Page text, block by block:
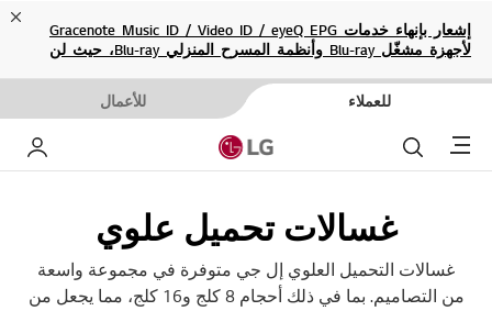
إشعار بإنهاء خدمات Gracenote Music ID / Video ID / eyeQ EPG
لأجهزة مشغّل Blu-ray وأنظمة المسرح المنزلي Blu-ray، حيث لن
للعملاء للأعمال
Menu
غسالات تحميل علوي
غسالات التحميل العلوي إل جي متوفرة في مجموعة واسعة
من التصاميم. بما في ذلك أحجام 8 كلج و16 كلج، مما يجعل من